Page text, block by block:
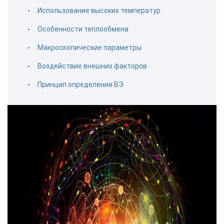
Использование высоких температур
Особенности теплообмена
Макроскопические параметры
Воздействие внешних факторов
Принцип определения ВЭ